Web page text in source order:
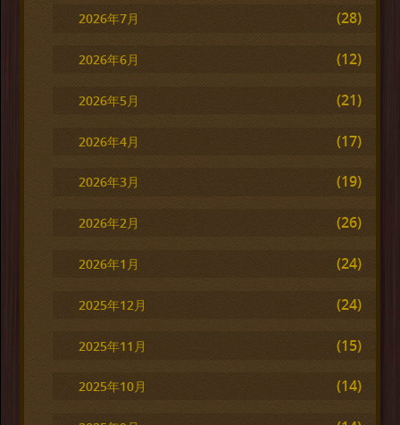
2026年7月 (28)
2026年6月 (12)
2026年5月 (21)
2026年4月 (17)
2026年3月 (19)
2026年2月 (26)
2026年1月 (24)
2025年12月 (24)
2025年11月 (15)
2025年10月 (14)